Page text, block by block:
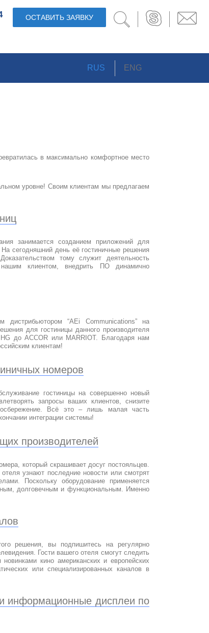
ОСТАВИТЬ ЗАЯВКУ
RUS ENG
в максимально комфортное место
уровне! Своим клиентам мы предлагаем
занимается созданием приложений для
сегодняшний день её гостиничные решения
тому служит деятельность
клиентом, внедрить ПО динамично
“AEi Communications” на
для гостиницы данного производителя
до ACCOR или MARRIOT. Благодаря нам
клиентам!
номеров
гостиницы на совершенно новый
запросы ваших клиентов, снизите
Всё это – лишь малая часть
интеграции системы!
производителей
который скрашивает досуг постояльцев.
узнают последние новости или смотрят
Поскольку оборудование применяется
долговечным и функциональным. Именно
решения, вы подпишитесь на регулярно
Гости вашего отеля смогут следить
кино американских и европейских
или специализированных каналов в
и информационные дисплеи по